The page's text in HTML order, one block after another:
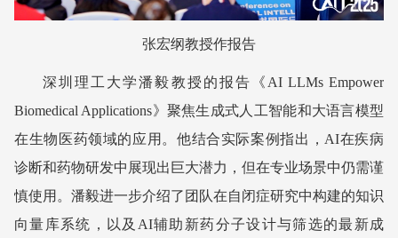
张宏纲教授作报告
深圳理工大学潘毅教授的报告《AI LLMs Empower
Biomedical Applications》聚焦生成式人工智能和大语言模型
在生物医药领域的应用。他结合实际案例指出，AI在疾病
诊断和药物研发中展现出巨大潜力，但在专业场景中仍需谨
慎使用。潘毅进一步介绍了团队在自闭症研究中构建的知识
向量库系统，以及AI辅助新药分子设计与筛选的最新成